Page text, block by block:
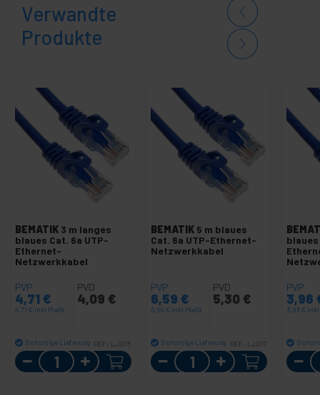
Verwandte
Produkte
BEMATIK 3 m langes
blaues Cat. 6a UTP-
Ethernet-
Netzwerkkabel
PVP
4,71 €
4,71 € inkl MwSt
PVD
4,09 €
Sofortige Lieferung REF: LJ015
Menge
BEMATIK 5 m blaues
Cat. 6a UTP-Ethernet-
Netzwerkkabel
PVP
6,59 €
6,59 € inkl MwSt
PVD
5,30 €
Sofortige Lieferung REF: LJ017
Menge
blaues
PVP
3,96
3,96 € inkl